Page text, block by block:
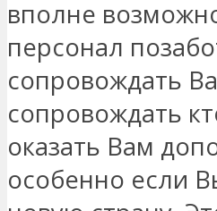
вполне
персонал
сопровождать
сопровождать
оказать Вам
особенно если